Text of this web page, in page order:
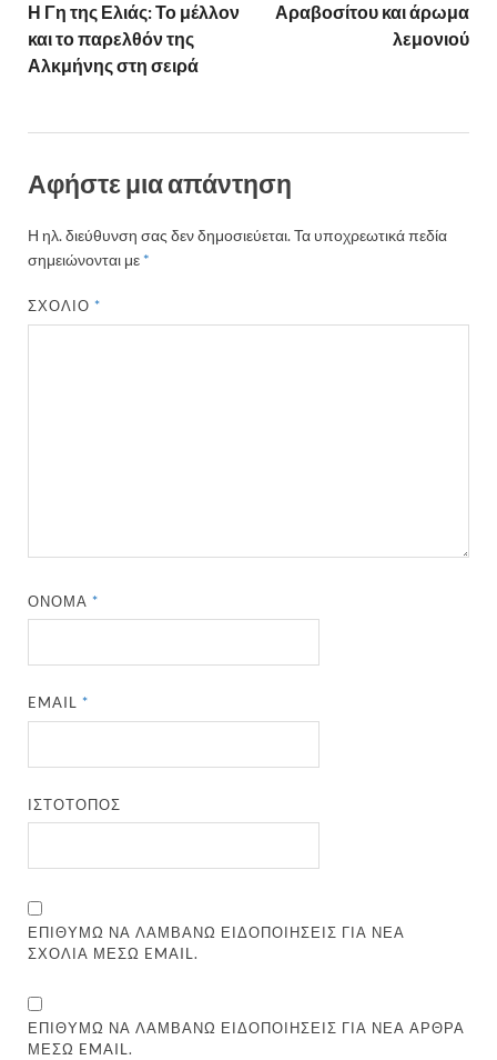
Η Γη της Ελιάς: Το μέλλον
και το παρελθόν της
Αλκμήνης στη σειρά
Αραβοσίτου και άρωμα
λεμονιού
Αφήστε μια απάντηση
Η ηλ. διεύθυνση σας δεν δημοσιεύεται.Τα υποχρεωτικά πεδία
σημειώνονται με *
ΣΧΌΛΙΟ*
ΌΝΟΜΑ*
EMAIL*
ΙΣΤΌΤΟΠΟΣ
ΕΠΙΘΥΜΏ ΝΑ ΛΑΜΒΆΝΩ ΕΙΔΟΠΟΙΉΣΕΙΣ ΓΙΑ ΝΈΑ
ΣΧΌΛΙΑ ΜΈΣΩ EMAIL.
ΕΠΙΘΥΜΏ ΝΑ ΛΑΜΒΆΝΩ ΕΙΔΟΠΟΙΉΣΕΙΣ ΓΙΑ ΝΈΑ ΆΡΘΡΑ
ΜΈΣΩ EMAIL.